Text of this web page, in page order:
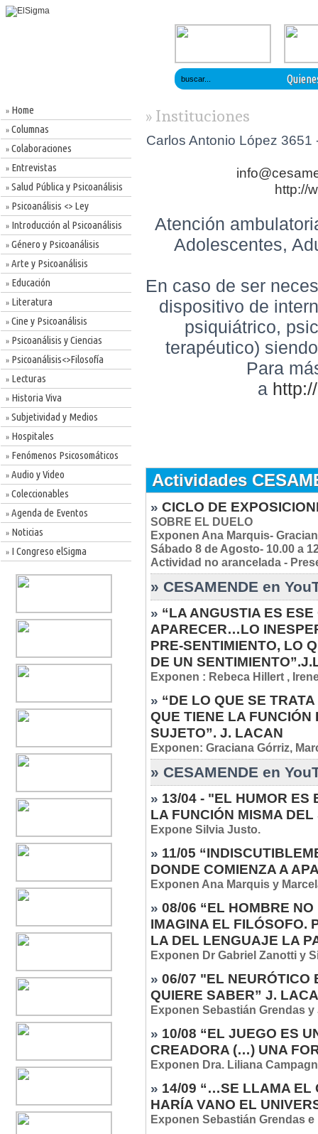
» Home
» Columnas
» Colaboraciones
» Entrevistas
» Salud Pública y Psicoanálisis
» Psicoanálisis <> Ley
» Introducción al Psicoanálisis
» Género y Psicoanálisis
» Arte y Psicoanálisis
» Educación
» Literatura
» Cine y Psicoanálisis
» Psicoanálisis y Ciencias
» Psicoanálisis<>Filosofía
» Lecturas
» Historia Viva
» Subjetividad y Medios
» Hospitales
» Fenómenos Psicosomáticos
» Audio y Video
» Coleccionables
» Agenda de Eventos
» Noticias
» I Congreso elSigma
» Instituciones
Carlos Antonio López
http://
Atención
Adolescentes,
En caso de ser
dispositivo de
psiquiátrico,
terapéutico)
Para
a
Actividades
» CICLO DE
SOBRE EL DUELO
Exponen Ana Marquis-
Sábado 8 de Agosto- 10.00 a
Actividad no arancelada -
» CESAMENDE en
» “LA ANGUSTIA ES
APARECER…LO
PRE-SENTIMIENTO, LO
DE UN
Exponen : Rebeca Hillert ,
» “DE LO QUE SE
QUE TIENE LA
SUJETO”. J. LACAN
Exponen: Graciana Górriz,
» CESAMENDE en
» 13/04 - "EL HUMOR ES
LA FUNCIÓN MISMA
Expone Silvia Justo.
» 11/05
DONDE COMIENZA A
Exponen Ana Marquis y
» 08/06 “EL HOMBRE
IMAGINA EL FILÓSOFO.
LA DEL LENGUAJE LA
Exponen Dr Gabriel Zanotti y
» 06/07 "EL NEURÓTICO
QUIERE SABER” J.
Exponen Sebastián Grendas
» 10/08 “EL JUEGO ES
CREADORA (…) UNA
Exponen Dra. Liliana
» 14/09 “…SE LLAMA EL
HARÍA VANO EL
Exponen Sebastián Grendas e